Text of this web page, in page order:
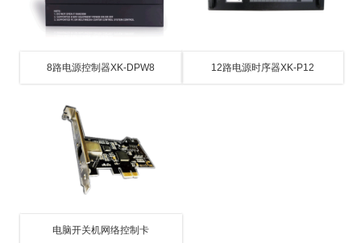
8路电源控制器XK-DPW8 12路电源时序器XK-P12
电脑开关机网络控制卡